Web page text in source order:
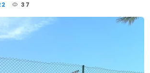
37